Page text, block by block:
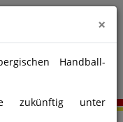
×
Handball-
zukünftig unter